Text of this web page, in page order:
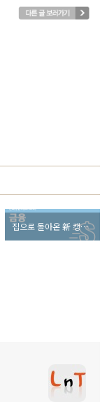
집으로 돌아온 新 캥거루들, 부모의 노후가 위험하다!